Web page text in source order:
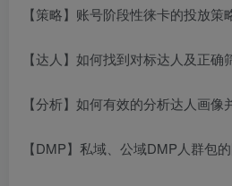
【策略】账号阶段性徕卡的投放策
【达人】如何找到对标达人及正确
【分析】如何有效的分析达人画
【DMP】私域、公域DMP人群包